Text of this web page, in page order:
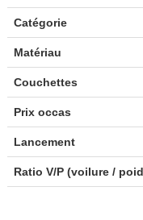
Catégorie
Matériau
Couchettes
Prix occas
Lancement
Ratio V/P (voilure /